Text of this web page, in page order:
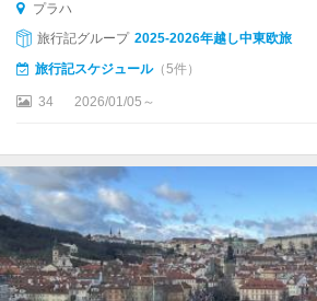
ロ
ビ
リ
ナ
ー
・
ラ
プラハ
旅行記グループ 2025-2026年越し中東欧旅
旅行記スケジュール（5件）
34 2026/01/05～